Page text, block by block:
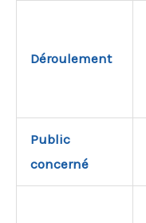
Déroulement
Public
concerné